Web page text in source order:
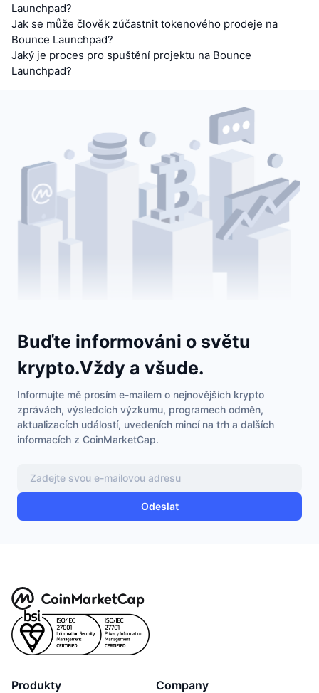
Kalendáře
Kalendář ICO
Launchpad?
Jak se může člověk zúčastnit tokenového prodeje na
Bounce Launchpad?
Jaký je proces pro spuštění projektu na Bounce
Launchpad?
Buďte informováni o světu
krypto.Vždy a všude.
Informujte mě prosím e-mailem o nejnovějších krypto
zprávách, výsledcích výzkumu, programech odměn,
aktualizacích událostí, uvedeních mincí na trh a dalších
informacích z CoinMarketCap.
Odeslat
Produkty Company